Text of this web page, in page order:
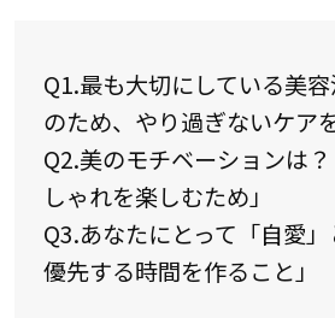
Q1.最も大切にしている美
のため、やり過ぎないケア
Q2.美のモチベーションは
しゃれを楽しむため」
Q3.あなたにとって「自愛
優先する時間を作ること」